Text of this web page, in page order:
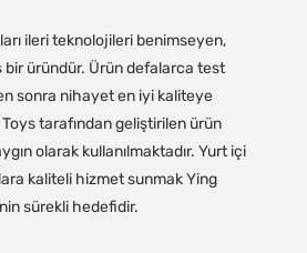
ileri teknolojileri benimseyen,
bir üründür. Ürün defalarca test
sonra nihayet en iyi kaliteye
tarafından geliştirilen ürün
olarak kullanılmaktadır. Yurt içi
kaliteli hizmet sunmak Ying
sürekli hedefidir.